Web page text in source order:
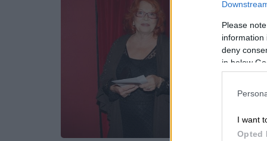
Please
information
deny
in below
I want
Opted